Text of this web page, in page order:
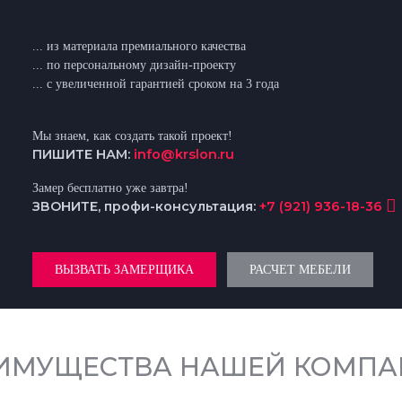
... из материала премиального качества
... по персональному дизайн-проекту
... с увеличенной гарантией сроком на 3 года
Мы знаем, как создать такой проект!
ПИШИТЕ НАМ: info@krslon.ru
Замер бесплатно уже завтра!
ЗВОНИТЕ, профи-консультация: +7 (921) 936-18-36
ВЫЗВАТЬ ЗАМЕРЩИКА РАСЧЕТ МЕБЕЛИ
НАШЕЙ